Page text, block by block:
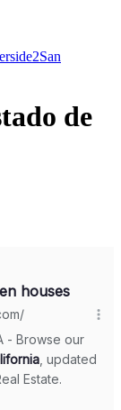
2San
de